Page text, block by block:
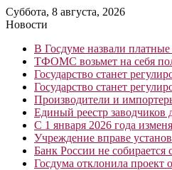
Суббота, 8 августа, 2026
Новости
В Госдуме назвали
ТФОМС возьмет на себя
Государство станет
Государство станет
Производители и
Единый реестр
С 1 января 2026 года
Учреждение вправе
Банк России не
Госдума отклонила